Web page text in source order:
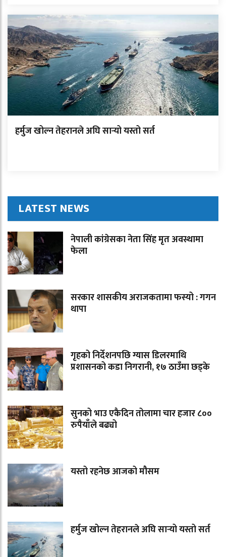
हर्मुज खोल्न तेहरानले अघि सार्‍यो यस्तो सर्त
LATEST NEWS
नेपाली कांग्रेसका नेता सिंह मृत अवस्थामा
फेला
सरकार शासकीय अराजकतामा फस्यो : गगन
थापा
गृहको निर्देशनपछि ग्यास डिलरमाथि
प्रशासनको कडा निगरानी, १७ ठाउँमा छड्के
सुनको भाउ एकैदिन तोलामा चार हजार ८००
रुपैयाँले बढ्यो
यस्तो रहनेछ आजको मौसम
हर्मुज खोल्न तेहरानले अघि सार्‍यो यस्तो सर्त